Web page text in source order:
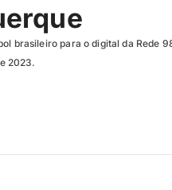
brasileiro para o digital da Rede
2023.